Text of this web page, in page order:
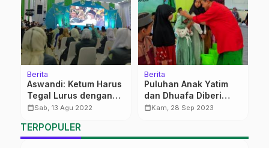
Berita
Aswandi: Ketum Harus
Tegal Lurus dengan
PBNU
calendar_monthSab, 13 Agu 2022
Berita
Puluhan Anak Yatim
dan Dhuafa Diberi
Santunan YPI
calendar_monthKam, 28 Sep 2023
TERPOPULER